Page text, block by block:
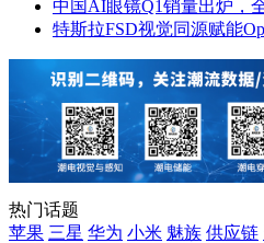
中国AI眼镜Q1销量出炉，
特斯拉FSD视觉同源赋能
热门话题
苹果 三星 华为 小米 魅族 供应链